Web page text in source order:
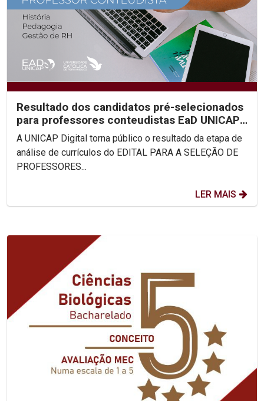
Resultado dos candidatos pré-selecionados
para professores conteudistas EaD UNICAP
(Edital 2023/02)
A UNICAP Digital torna público o resultado da etapa de
análise de currículos do EDITAL PARA A SELEÇÃO DE
PROFESSORES...
LER MAIS